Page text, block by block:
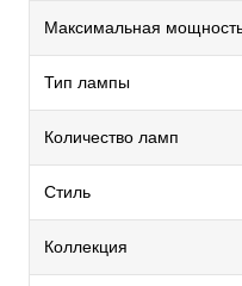
Тип лампы
Количество ламп
Стиль
Коллекция